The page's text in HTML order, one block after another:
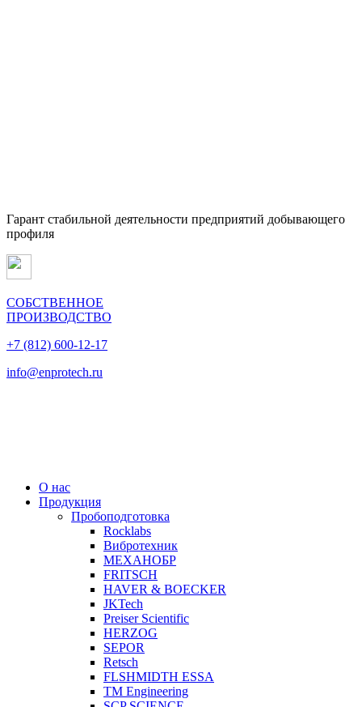
Гарант стабильной деятельности предприятий добывающего
профиля
СОБСТВЕННОЕ
ПРОИЗВОДСТВО
+7 (812) 600-12-17
info@enprotech.ru
О нас
Продукция
Пробоподготовка
Rocklabs
Вибротехник
МЕХАНОБР
FRITSCH
HAVER & BOECKER
JKTech
Preiser Scientific
HERZOG
SEPOR
Retsch
FLSHMIDTH ESSA
TM Engineering